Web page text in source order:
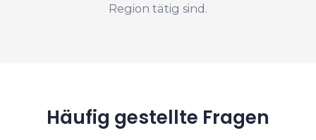
Region tätig sind.
Häufig gestellte Fragen